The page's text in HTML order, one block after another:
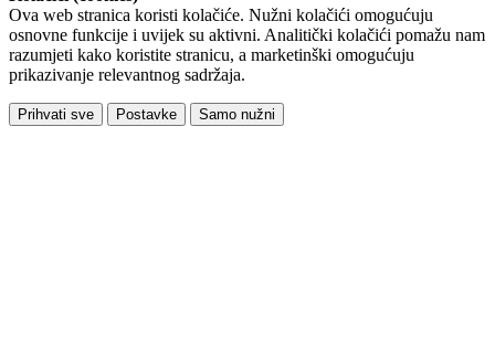
Ova web stranica koristi kolačiće. Nužni kolačići omogućuju
osnovne funkcije i uvijek su aktivni. Analitički kolačići pomažu nam
razumjeti kako koristite stranicu, a marketinški omogućuju
prikazivanje relevantnog sadržaja.
Prihvati sve Postavke Samo nužni